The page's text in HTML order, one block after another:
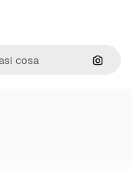
Cerca